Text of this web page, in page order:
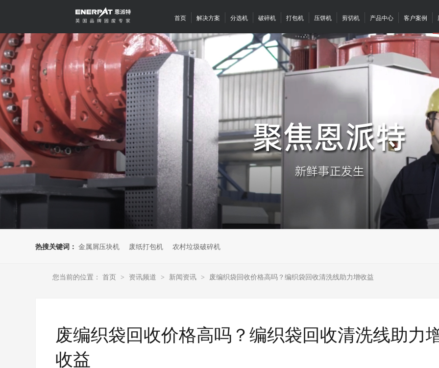
首页 解决方案 分选机 破碎机 打包机 压饼机 剪切机 产品中心 客户案例
热搜关键词： 金属屑压块机 废纸打包机 农村垃圾破碎机
您当前的位置： 首页 > 资讯频道 > 新闻资讯 > 废编织袋回收价格高吗？编织袋回收清洗线助力增收益
废编织袋回收价格高吗？编织袋回收清洗线助力
收益